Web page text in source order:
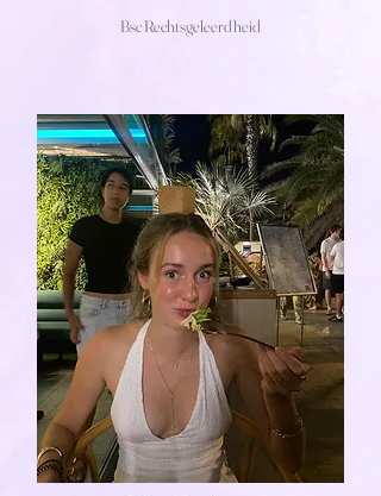
Bsc Rechtsgeleerdheid